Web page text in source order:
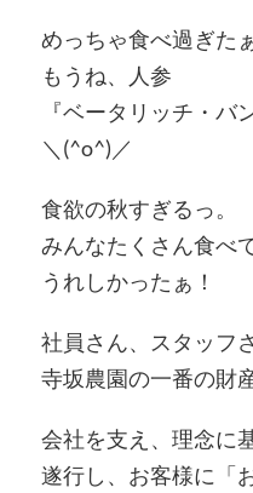
めっちゃ食べ過ぎた
もうね、人参
『ベータリッチ・バ
＼(^o^)／
食欲の秋すぎるっ。
みんなたくさん食べ
うれしかったぁ！
社員さん、スタッフ
寺坂農園の一番の財
会社を支え、理念に
遂行し、お客様に「